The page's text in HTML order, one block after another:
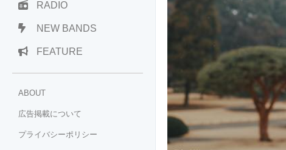
RADIO
NEW BANDS
FEATURE
ABOUT
広告掲載について
プライバシーポリシー